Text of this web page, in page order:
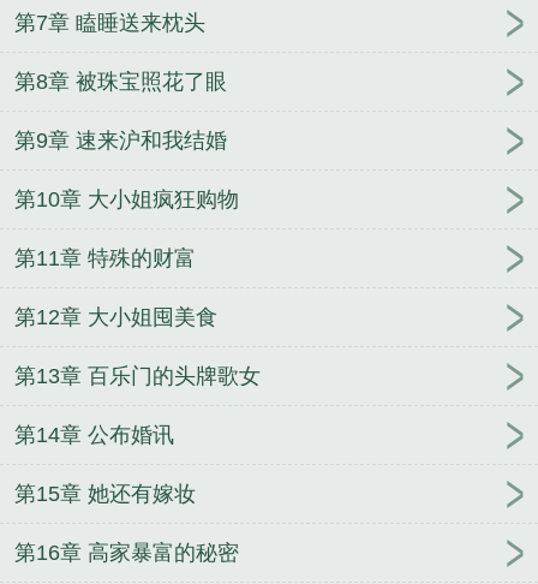
第7章 瞌睡送来枕头
第8章 被珠宝照花了眼
第9章 速来沪和我结婚
第10章 大小姐疯狂购物
第11章 特殊的财富
第12章 大小姐囤美食
第13章 百乐门的头牌歌女
第14章 公布婚讯
第15章 她还有嫁妆
第16章 高家暴富的秘密